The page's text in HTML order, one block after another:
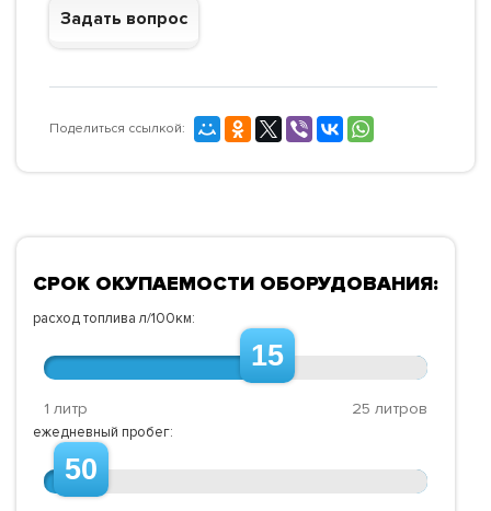
Задать вопрос
Поделиться ссылкой:
СРОК ОКУПАЕМОСТИ ОБОРУДОВАНИЯ:
расход топлива л/100км:
15
1 литр 25 литров
ежедневный пробег:
50